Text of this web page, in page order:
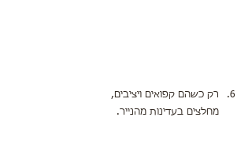
רק כשהם קפואים ויציבים,
מחלצים בעדינות מהנייר.